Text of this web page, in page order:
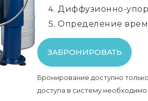
Диффузионно-
Определение
ЗАБРОНИРОВАТЬ
Бронирование доступно
доступа в систему